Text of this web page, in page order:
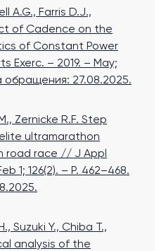
A.G., Farris D.J.,
of Cadence on the
of Constant Power
Exerc. – 2019. – May;
обращения: 27.08.2025.
Zernicke R.F. Step
ultramarathon
road race // J Appl
1; 126(2). – P. 462–468.
Suzuki Y., Chiba T.,
analysis of the